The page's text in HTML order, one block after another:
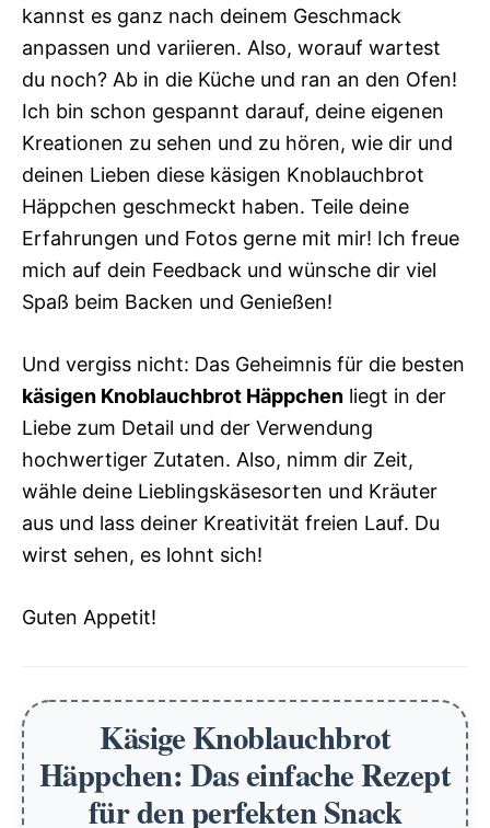
kannst es ganz nach deinem Geschmack
anpassen und variieren. Also, worauf wartest
du noch? Ab in die Küche und ran an den Ofen!
Ich bin schon gespannt darauf, deine eigenen
Kreationen zu sehen und zu hören, wie dir und
deinen Lieben diese käsigen Knoblauchbrot
Häppchen geschmeckt haben. Teile deine
Erfahrungen und Fotos gerne mit mir! Ich freue
mich auf dein Feedback und wünsche dir viel
Spaß beim Backen und Genießen!
Und vergiss nicht: Das Geheimnis für die besten
käsigen Knoblauchbrot Häppchen liegt in der
Liebe zum Detail und der Verwendung
hochwertiger Zutaten. Also, nimm dir Zeit,
wähle deine Lieblingskäsesorten und Kräuter
aus und lass deiner Kreativität freien Lauf. Du
wirst sehen, es lohnt sich!
Guten Appetit!
Käsige Knoblauchbrot
Häppchen: Das einfache Rezept
für den perfekten Snack